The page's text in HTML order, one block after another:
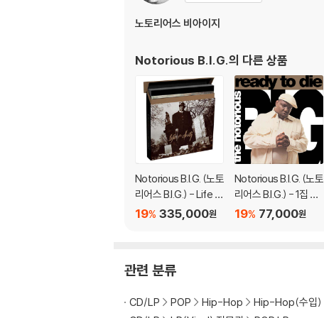
노토리어스 비아이지
Notorious B.I.G.의 다른 상품
Notorious B.I.G. (노토
리어스 B.I.G.) - Life A
fter Death [8LP]
335,000원
19%
Notorious B.I.G. (노토
리어스 B.I.G.) - 1집 Re
ady To Die [2LP]
77,000원
19%
관련 분류
CD/LP POP Hip-Hop
Hip-Hop(수입)